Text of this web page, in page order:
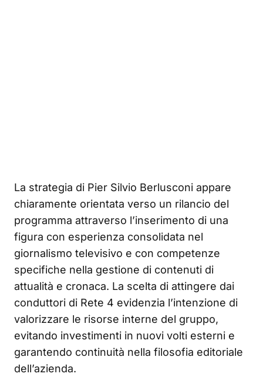
La strategia di Pier Silvio Berlusconi appare
chiaramente orientata verso un rilancio del
programma attraverso l’inserimento di una
figura con esperienza consolidata nel
giornalismo televisivo e con competenze
specifiche nella gestione di contenuti di
attualità e cronaca. La scelta di attingere dai
conduttori di Rete 4 evidenzia l’intenzione di
valorizzare le risorse interne del gruppo,
evitando investimenti in nuovi volti esterni e
garantendo continuità nella filosofia editoriale
dell’azienda.